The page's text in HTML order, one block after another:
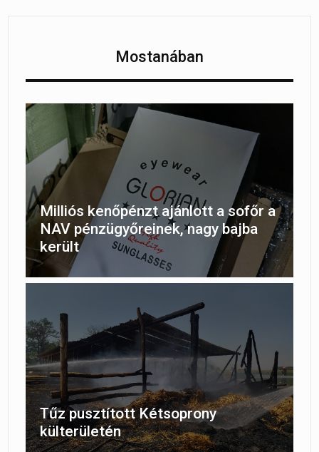
Mostanában
Milliós kenőpénzt ajánlott a sofőr a
NAV pénzügyőreinek, nagy bajba
került
Tűz pusztított Kétsoprony
külterületén